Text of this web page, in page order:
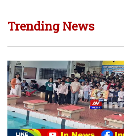
Trending News